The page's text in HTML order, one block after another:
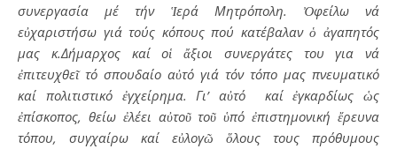
συνεργασία μέ τήν Ἱερά Μητρόπολη. Ὀφείλω νά
εὐχαριστήσω γιά τούς κόπους πού κατέβαλαν ὁ ἀγαπητός
μας κ.Δήμαρχος καί οἱ ἄξιοι συνεργάτες του για νά
ἐπιτευχθεῖ τό σπουδαίο αὐτό γιά τόν τόπο μας πνευματικό
καί πολιτιστικό ἐγχείρημα. Γι’ αὐτό καί ἐγκαρδίως ὡς
ἐπίσκοπος, θείω ἐλέει αὐτοῦ τοῦ ὑπό ἐπιστημονική ἔρευνα
τόπου, συγχαίρω καί εὐλογῶ ὅλους τους πρόθυμους